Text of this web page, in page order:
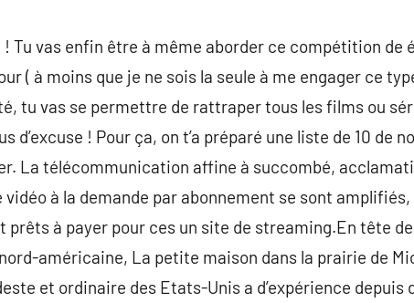
! Tu vas enfin être à même aborder ce compétition de
( à moins que je ne sois la seule à me engager ce
tu vas se permettre de rattraper tous les films ou
d’excuse ! Pour ça, on t’a préparé une liste de 10 de
La télécommunication affine à succombé,
vidéo à la demande par abonnement se sont
prêts à payer pour ces un site de streaming.En tête
américaine, La petite maison dans la prairie de
et ordinaire des Etats-Unis a d’expérience depuis